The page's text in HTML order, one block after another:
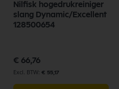
Nilfisk hogedrukreiniger
slang Dynamic/Excellent
128500654
€ 66,76
€ 55,17